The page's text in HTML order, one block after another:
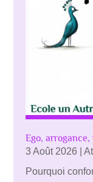
Ego, arrogance,
3 Août 2026 |
Pourquoi